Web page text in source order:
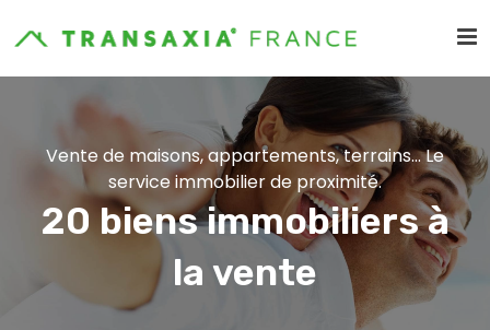
Vente de maisons, appartements, terrains... Le
service immobilier de proximité.
20 biens immobiliers à
la vente